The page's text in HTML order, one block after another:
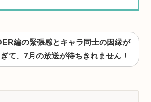
編の緊張感とキャラ同士の因縁が
て、7月の放送が待ちきれません！